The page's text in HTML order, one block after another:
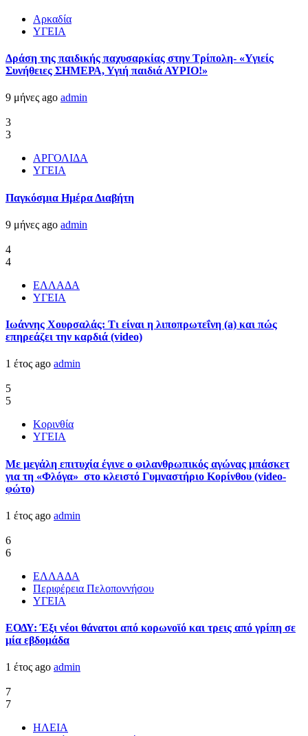
Αρκαδία
ΥΓΕΙΑ
Δράση της παιδικής παχυσαρκίας στην Τρίπολη- «Υγιείς
Συνήθειες ΣΗΜΕΡΑ, Υγιή παιδιά ΑΥΡΙΟ!»
9 μήνες ago admin
3
3
ΑΡΓΟΛΙΔΑ
ΥΓΕΙΑ
Παγκόσμια Ημέρα Διαβήτη
9 μήνες ago admin
4
4
ΕΛΛΑΔΑ
ΥΓΕΙΑ
Ιωάννης Χουρσαλάς: Τι είναι η λιποπρωτεΐνη (a) και πώς
επηρεάζει την καρδιά (video)
1 έτος ago admin
5
5
Κορινθία
ΥΓΕΙΑ
Με μεγάλη επιτυχία έγινε ο φιλανθρωπικός αγώνας μπάσκετ
για τη «Φλόγα» στο κλειστό Γυμναστήριο Κορίνθου (video-
φώτο)
1 έτος ago admin
6
6
ΕΛΛΑΔΑ
Περιφέρεια Πελοποννήσου
ΥΓΕΙΑ
ΕΟΔΥ: Έξι νέοι θάνατοι από κορωνοϊό και τρεις από γρίπη σε
μία εβδομάδα
1 έτος ago admin
7
7
ΗΛΕΙΑ